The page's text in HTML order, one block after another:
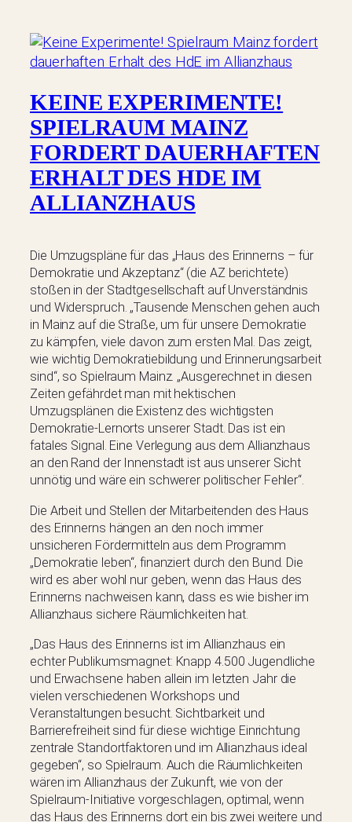
KEINE EXPERIMENTE!
SPIELRAUM MAINZ
FORDERT DAUERHAFTEN
ERHALT DES HDE IM
ALLIANZHAUS
Die Umzugspläne für das „Haus des Erinnerns – für
Demokratie und Akzeptanz“ (die AZ berichtete)
stoßen in der Stadtgesellschaft auf Unverständnis
und Widerspruch. „Tausende Menschen gehen auch
in Mainz auf die Straße, um für unsere Demokratie
zu kämpfen, viele davon zum ersten Mal. Das zeigt,
wie wichtig Demokratiebildung und Erinnerungsarbeit
sind“, so Spielraum Mainz. „Ausgerechnet in diesen
Zeiten gefährdet man mit hektischen
Umzugsplänen die Existenz des wichtigsten
Demokratie-Lernorts unserer Stadt. Das ist ein
fatales Signal. Eine Verlegung aus dem Allianzhaus
an den Rand der Innenstadt ist aus unserer Sicht
unnötig und wäre ein schwerer politischer Fehler“.
Die Arbeit und Stellen der Mitarbeitenden des Haus
des Erinnerns hängen an den noch immer
unsicheren Fördermitteln aus dem Programm
„Demokratie leben“, finanziert durch den Bund. Die
wird es aber wohl nur geben, wenn das Haus des
Erinnerns nachweisen kann, dass es wie bisher im
Allianzhaus sichere Räumlichkeiten hat.
„Das Haus des Erinnerns ist im Allianzhaus ein
echter Publikumsmagnet: Knapp 4.500 Jugendliche
und Erwachsene haben allein im letzten Jahr die
vielen verschiedenen Workshops und
Veranstaltungen besucht. Sichtbarkeit und
Barrierefreiheit sind für diese wichtige Einrichtung
zentrale Standortfaktoren und im Allianzhaus ideal
gegeben“, so Spielraum. Auch die Räumlichkeiten
wären im Allianzhaus der Zukunft, wie von der
Spielraum-Initiative vorgeschlagen, optimal, wenn
das Haus des Erinnerns dort ein bis zwei weitere und